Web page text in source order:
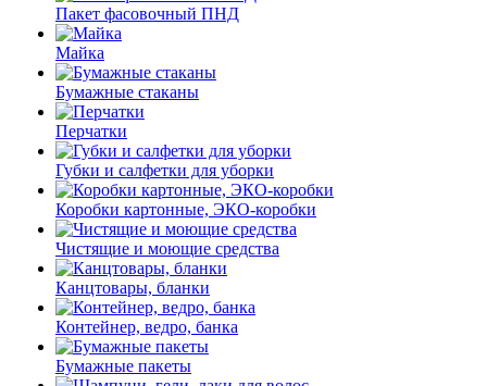
Пакет фасовочный ПНД
Майка
Бумажные стаканы
Перчатки
Губки и салфетки для уборки
Коробки картонные, ЭКО-коробки
Чистящие и моющие средства
Канцтовары, бланки
Контейнер, ведро, банка
Бумажные пакеты